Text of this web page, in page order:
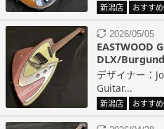
新潟店 おすす
2026/05/05
EASTWOOD
DLX/
デザイナー：
Guitar...
新潟店 おすす